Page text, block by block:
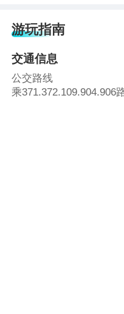
游玩指南
交通信息
公交路线
乘371.372.109.904.906